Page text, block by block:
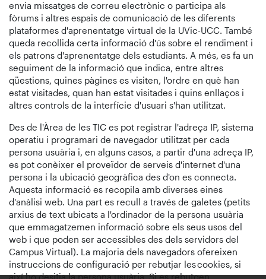
envia missatges de correu electrònic o participa als
fòrums i altres espais de comunicació de les diferents
plataformes d'aprenentatge virtual de la UVic-UCC. També
queda recollida certa informació d'ús sobre el rendiment i
els patrons d'aprenentatge dels estudiants. A més, es fa un
seguiment de la informació que indica, entre altres
qüestions, quines pàgines es visiten, l'ordre en què han
estat visitades, quan han estat visitades i quins enllaços i
altres controls de la interfície d'usuari s'han utilitzat.
Des de l'Àrea de les TIC es pot registrar l'adreça IP, sistema
operatiu i programari de navegador utilitzat per cada
persona usuària i, en alguns casos, a partir d'una adreça IP,
es pot conèixer el proveïdor de serveis d'internet d'una
persona i la ubicació geogràfica des d'on es connecta.
Aquesta informació es recopila amb diverses eines
d'anàlisi web. Una part es recull a través de galetes (petits
arxius de text ubicats a l'ordinador de la persona usuària
que emmagatzemen informació sobre els seus usos del
web i que poden ser accessibles des dels servidors del
Campus Virtual). La majoria dels navegadors ofereixen
instruccions de configuració per rebutjar les cookies, si